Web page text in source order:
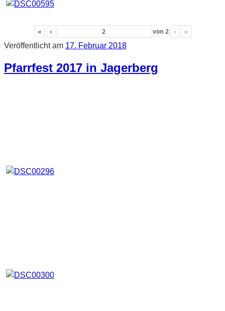
« ‹ von 2 ›
»
Veröffentlicht am 17. Februar 2018
Pfarrfest 2017 in Jagerberg